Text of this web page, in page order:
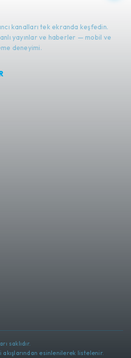
kanalları tek ekranda keşfedin.
yayınlar ve haberler — mobil ve
deneyimi.
saklıdır.
akışlarından esinlenilerek listelenir.